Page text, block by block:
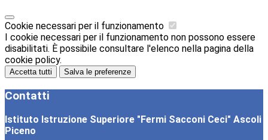
Cookie necessari per il funzionamento
I cookie necessari per il funzionamento non possono essere
disabilitati. È possibile consultare l'elenco nella pagina della
cookie policy.
Accetta tutti Salva le preferenze
Contatti
Istituto Istruzione Superiore "Fermi Sacconi Ceci" Ascoli
Piceno